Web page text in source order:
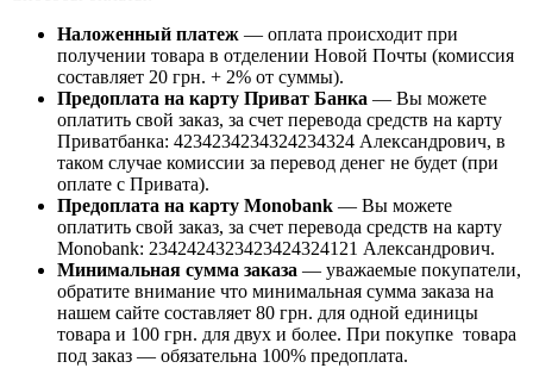
Наложенный платеж — оплата происходит при
получении товара в отделении Новой Почты (комиссия
составляет 20 грн. + 2% от суммы).
Предоплата на карту Приват Банка — Вы можете
оплатить свой заказ, за счет перевода средств на карту
Приватбанка: 4234234234324234324 Александрович, в
таком случае комиссии за перевод денег не будет (при
оплате с Привата).
Предоплата на карту Monobank — Вы можете
оплатить свой заказ, за счет перевода средств на карту
Monobank: 2342424323423424324121 Александрович.
Минимальная сумма заказа — уважаемые покупатели,
обратите внимание что минимальная сумма заказа на
нашем сайте составляет 80 грн. для одной единицы
товара и 100 грн. для двух и более. При покупке товара
под заказ — обязательна 100% предоплата.